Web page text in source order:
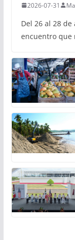
2026-07-31
Del 26 al 28
encuentro que